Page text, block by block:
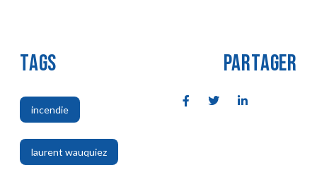
TAGS
incendie
,
laurent wauquiez
,
PARTAGER